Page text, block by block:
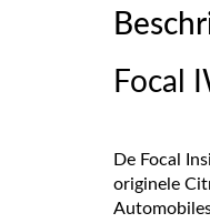
Focal
De Focal
originele